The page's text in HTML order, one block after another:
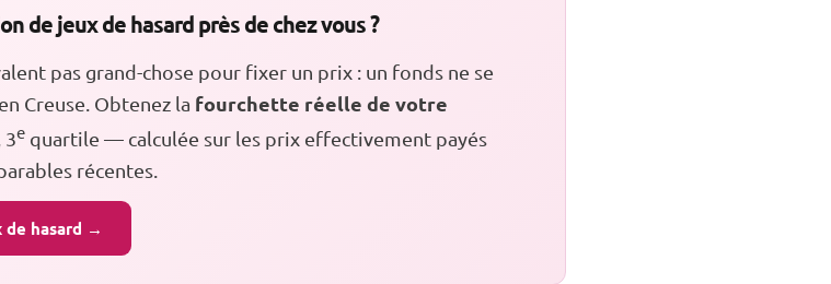
de jeux de hasard près de chez vous ?
pas grand-chose pour fixer un prix : un fonds ne se
Creuse. Obtenez la fourchette réelle de votre
3e quartile — calculée sur les prix effectivement payés
récentes.
de hasard →